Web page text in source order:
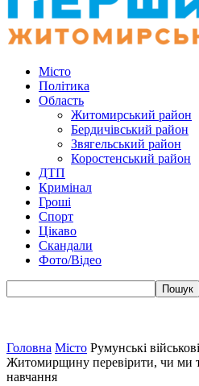
Місто
Політика
Область
Житомирський район
Бердичівський район
Звягельський район
Коростенський район
ДТП
Кримінал
Гроші
Спорт
Цікаво
Скандали
Фото/Відео
Головна Місто Румунські
Житомирщину перевірити, чи ми
навчання